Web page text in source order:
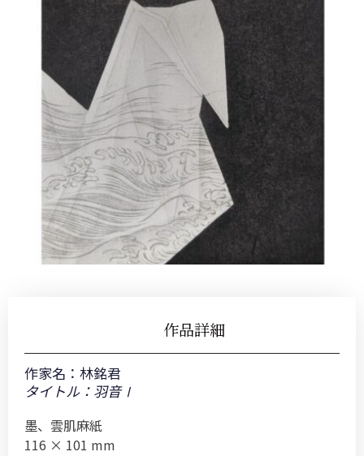
作品詳細
作家名： 林銘君
タイトル：羽音Ⅰ
墨、雲肌麻紙
116 × 101 mm